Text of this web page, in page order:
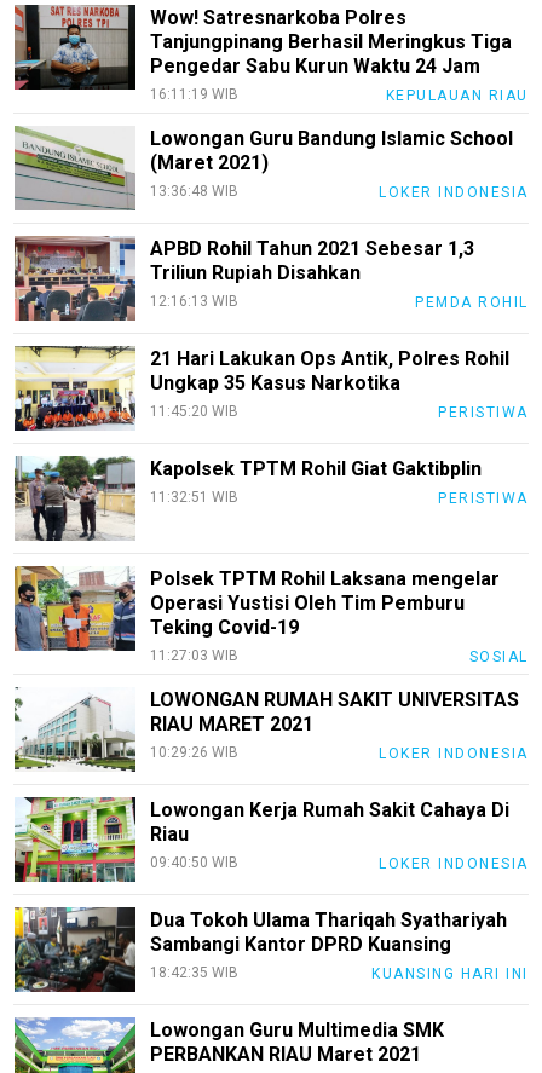
Wow! Satresnarkoba Polres
Tanjungpinang Berhasil Meringkus Tiga
Pengedar Sabu Kurun Waktu 24 Jam
16:11:19 WIB KEPULAUAN RIAU
Lowongan Guru Bandung Islamic School
(Maret 2021)
13:36:48 WIB LOKER INDONESIA
APBD Rohil Tahun 2021 Sebesar 1,3
Triliun Rupiah Disahkan
12:16:13 WIB PEMDA ROHIL
21 Hari Lakukan Ops Antik, Polres Rohil
Ungkap 35 Kasus Narkotika
11:45:20 WIB PERISTIWA
Kapolsek TPTM Rohil Giat Gaktibplin
11:32:51 WIB PERISTIWA
Polsek TPTM Rohil Laksana mengelar
Operasi Yustisi Oleh Tim Pemburu
Teking Covid-19
11:27:03 WIB SOSIAL
LOWONGAN RUMAH SAKIT UNIVERSITAS
RIAU MARET 2021
10:29:26 WIB LOKER INDONESIA
Lowongan Kerja Rumah Sakit Cahaya Di
Riau
09:40:50 WIB LOKER INDONESIA
Dua Tokoh Ulama Thariqah Syathariyah
Sambangi Kantor DPRD Kuansing
18:42:35 WIB KUANSING HARI INI
Lowongan Guru Multimedia SMK
PERBANKAN RIAU Maret 2021